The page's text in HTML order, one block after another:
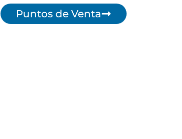
Puntos de Venta